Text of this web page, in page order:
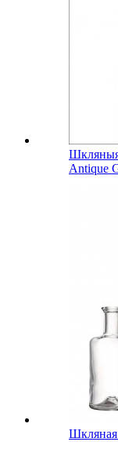
Шкляныя
Antique
Шкляная